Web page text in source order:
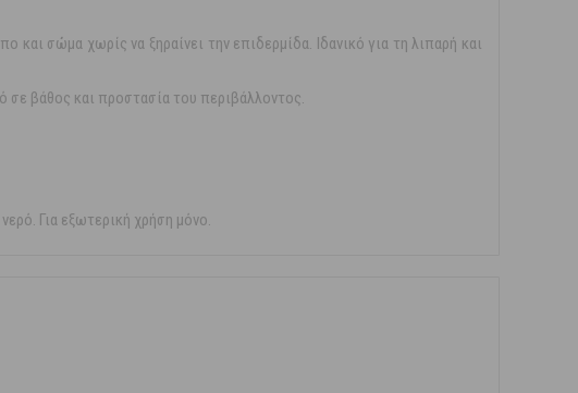
σώμα χωρίς να ξηραίνει την επιδερμίδα. Ιδανικό για τη λιπαρή και
σε βάθος και προστασία του περιβάλλοντος.
Για εξωτερική χρήση μόνο.